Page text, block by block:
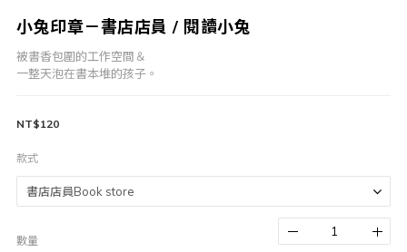
小兔印章－書店店員 / 閱讀小兔
被書香包圍的工作空間＆
一整天泡在書本堆的孩子。
NT$120
款式
數量